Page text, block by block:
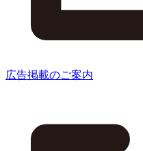
広告掲載のご案内